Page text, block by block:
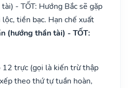
- TỐT: Hướng Bắc sẽ gặp
tiền bạc. Hạn chế xuất
(hướng thần tài) - TỐT:
12 trực (gọi là kiến trừ thập
theo thứ tự tuần hoàn,